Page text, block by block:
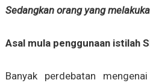
Sedangkan orang yang
Asal mula penggunaan istilah
Banyak perdebatan